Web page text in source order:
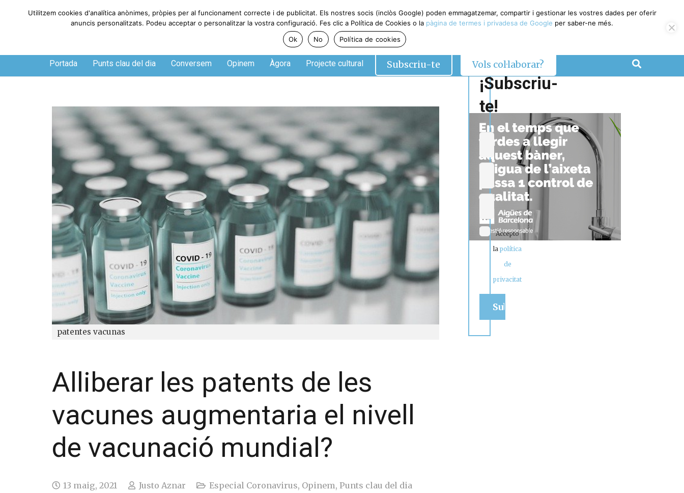
Divendres, 7 de agosto de 2026
Portada Punts clau del dia Conversem Opinem Àgora Projecte cultural Subscriu-te Vols col·laborar?
patentes vacunas
Alliberar les patents de les
vacunes augmentaria el nivell
de vacunació mundial?
13 maig, 2021 Justo Aznar Especial Coronavirus, Opinem, Punts clau del dia
¡Subscriu-
te!
Accepto
lapolítica
de
privacitat
Utilitzem cookies d'analítica anònimes, pròpies per al funcionament correcte i de publicitat. Els nostres socis (inclòs Google) poden emmagatzemar, compartir i gestionar les vostres dades per oferir
anuncis personalitzats. Podeu acceptar o personalitzar la vostra configuració. Fes clic a Política de Cookies o la pàgina de termes i privadesa de Google per saber-ne més.
Ok
No Política de cookies